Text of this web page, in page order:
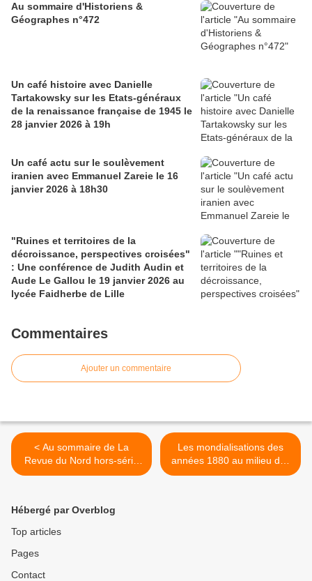
Au sommaire d'Historiens &
Géographes n°472
Un café histoire avec Danielle
Tartakowsky sur les Etats-généraux
de la renaissance française de 1945 le
28 janvier 2026 à 19h
Un café actu sur le soulèvement
iranien avec Emmanuel Zareie le 16
janvier 2026 à 18h30
"Ruines et territoires de la
décroissance, perspectives croisées"
: Une conférence de Judith Audin et
Aude Le Gallou le 19 janvier 2026 au
lycée Faidherbe de Lille
Commentaires
Ajouter un commentaire
< Au sommaire de La
Revue du Nord hors-série
n°45
Les mondialisations des
années 1880 au milieu des
années 1930 >
Hébergé par Overblog
Top articles
Pages
Contact